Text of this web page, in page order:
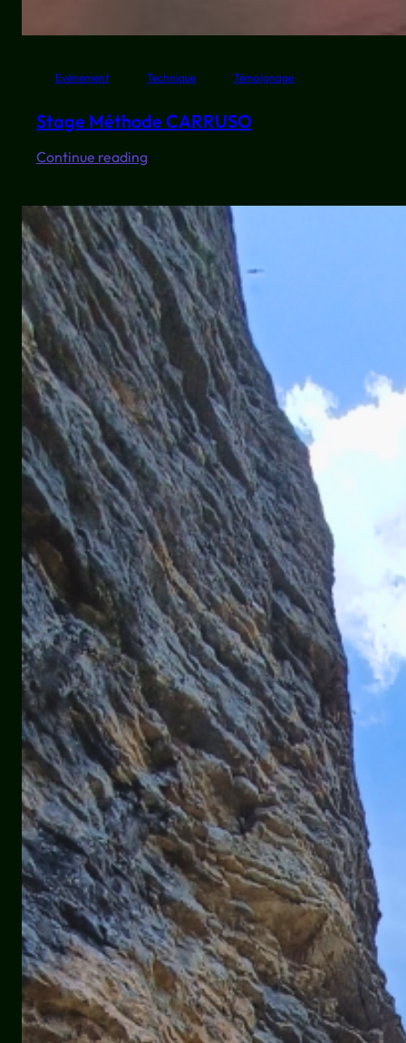
Evénement Technique Témoignage
Stage Méthode CARRUSO
Continue reading:
Méthode
CARRUSO